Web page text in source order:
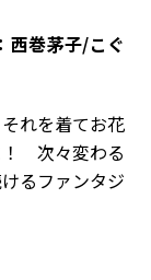
西巻茅子/こぐ
れを着てお花
！ 次々変わる
るファンタジ